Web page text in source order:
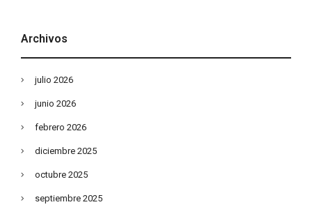
Archivos
julio 2026
junio 2026
febrero 2026
diciembre 2025
octubre 2025
septiembre 2025